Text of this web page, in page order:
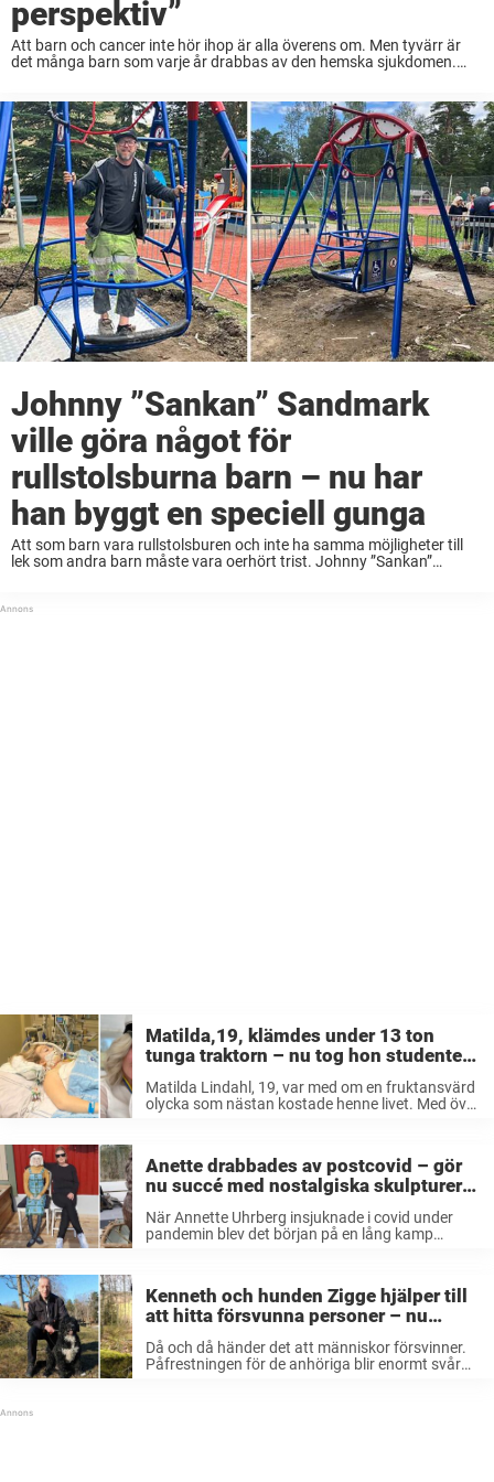
perspektiv”
Att barn och cancer inte hör ihop är alla överens om. Men tyvärr är
det många barn som varje år drabbas av den hemska sjukdomen.
Johnny ”Sankan” Sandmark
ville göra något för
rullstolsburna barn – nu har
han byggt en speciell gunga
Att som barn vara rullstolsburen och inte ha samma möjligheter till
lek som andra barn måste vara oerhört trist. Johnny ”Sankan”
Matilda,19, klämdes under 13 ton
tunga traktorn – nu tog hon studenten
dö”
Matilda Lindahl, 19, var med om en fruktansvärd
olycka som nästan kostade henne livet. Med över
Anette drabbades av postcovid – gör
nu succé med nostalgiska skulpturer
När Annette Uhrberg insjuknade i covid under
pandemin blev det början på en lång kamp
Kenneth och hunden Zigge hjälper till
att hitta försvunna personer – nu
hjälps vi åt att hylla dessa hjältar!
Då och då händer det att människor försvinner.
Påfrestningen för de anhöriga blir enormt svår